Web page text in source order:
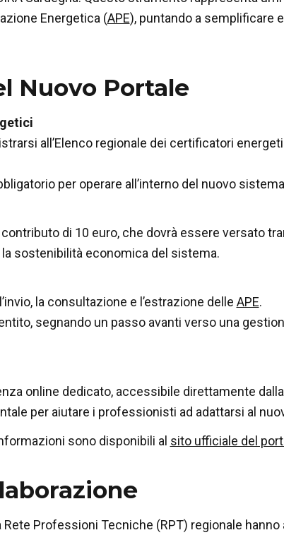
Energetica (APE), puntando a semplificare
Nuovo Portale
all’Elenco regionale dei certificatori
per operare all’interno del nuovo
di 10 euro, che dovrà essere versato
sostenibilità economica del sistema.
la consultazione e l’estrazione delle APE.
, segnando un passo avanti verso una
online dedicato, accessibile direttamente
per aiutare i professionisti ad adattarsi al
sono disponibili al sito ufficiale del
Rete Professioni Tecniche (RPT) regionale